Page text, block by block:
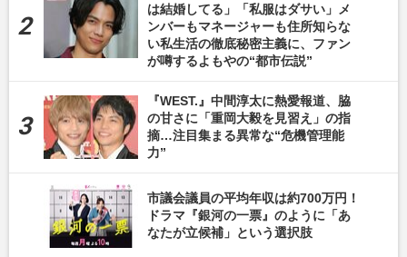
は結婚してる」「私服はダサい」メ
ンバーもマネージャーも住所知らな
い私生活の徹底秘密主義に、ファン
が噂するよもやの“都市伝説”
『WEST.』中間淳太に熱愛報道、脇
の甘さに「重岡大毅を見習え」の指
摘…注目集まる異常な“危機管理能
力”
市議会議員の平均年収は約700万円！
ドラマ『銀河の一票』のように「あ
なたが立候補」という選択肢